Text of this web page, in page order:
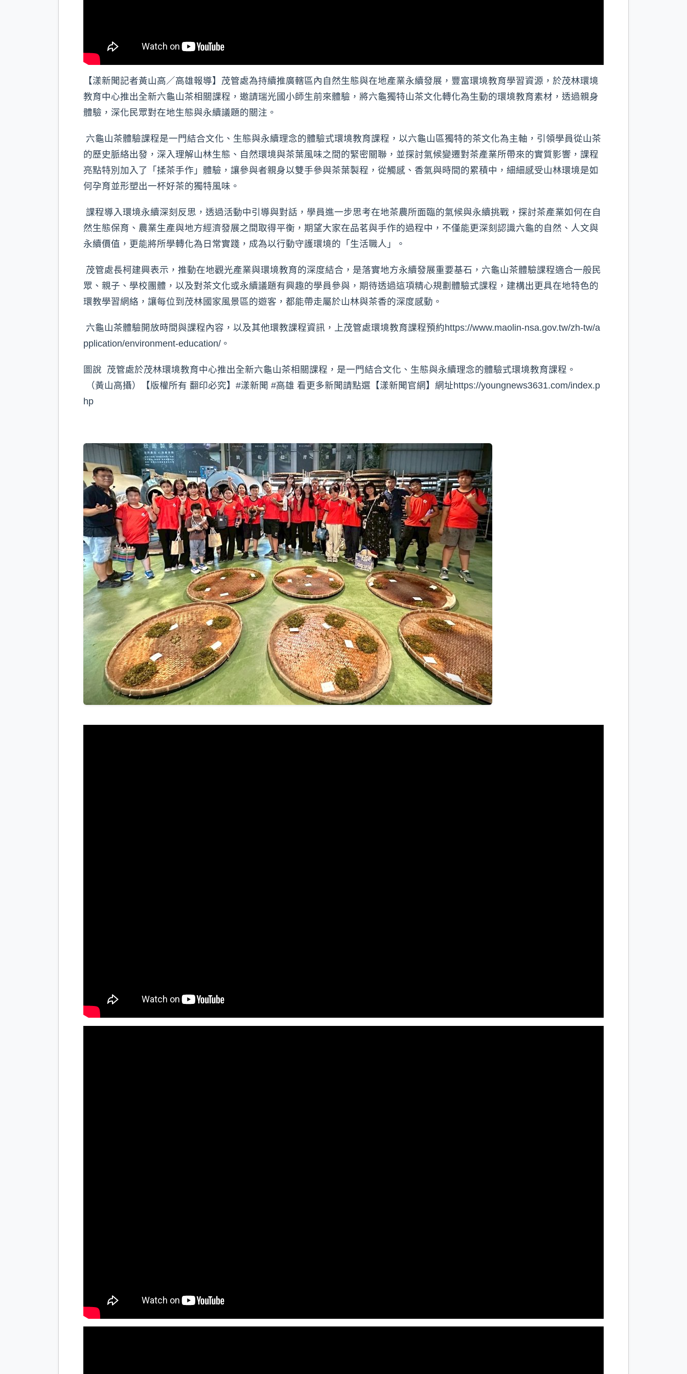
【漾新聞記者黃山高／高雄報導】茂管處為持續推廣轄區內自然生態與在地產業永續發展，豐富環境教育學習資源，於茂林環境
教育中心推出全新六龜山茶相關課程，邀請瑞光國小師生前來體驗，將六龜獨特山茶文化轉化為生動的環境教育素材，透過親身
體驗，深化民眾對在地生態與永續議題的關注。
六龜山茶體驗課程是一門結合文化、生態與永續理念的體驗式環境教育課程，以六龜山區獨特的茶文化為主軸，引領學員從山茶
的歷史脈絡出發，深入理解山林生態、自然環境與茶葉風味之間的緊密關聯，並探討氣候變遷對茶產業所帶來的實質影響，課程
亮點特別加入了「揉茶手作」體驗，讓參與者親身以雙手參與茶葉製程，從觸感、香氣與時間的累積中，細細感受山林環境是如
何孕育並形塑出一杯好茶的獨特風味。
課程導入環境永續深刻反思，透過活動中引導與對話，學員進一步思考在地茶農所面臨的氣候與永續挑戰，探討茶產業如何在自
然生態保育、農業生產與地方經濟發展之間取得平衡，期望大家在品茗與手作的過程中，不僅能更深刻認識六龜的自然、人文與
永續價值，更能將所學轉化為日常實踐，成為以行動守護環境的「生活職人」。
茂管處長柯建興表示，推動在地觀光產業與環境教育的深度結合，是落實地方永續發展重要基石，六龜山茶體驗課程適合一般民
眾、親子、學校團體，以及對茶文化或永續議題有興趣的學員參與，期待透過這項精心規劃體驗式課程，建構出更具在地特色的
環教學習網絡，讓每位到茂林國家風景區的遊客，都能帶走屬於山林與茶香的深度感動。
六龜山茶體驗開放時間與課程內容，以及其他環教課程資訊，上茂管處環境教育課程預約https://www.maolin-nsa.gov.tw/zh-tw/a
pplication/environment-education/。
圖說 茂管處於茂林環境教育中心推出全新六龜山茶相關課程，是一門結合文化、生態與永續理念的體驗式環境教育課程。
（黃山高攝）【版權所有 翻印必究】#漾新聞 #高雄 看更多新聞請點選【漾新聞官網】網址https://youngnews3631.com/index.p
hp